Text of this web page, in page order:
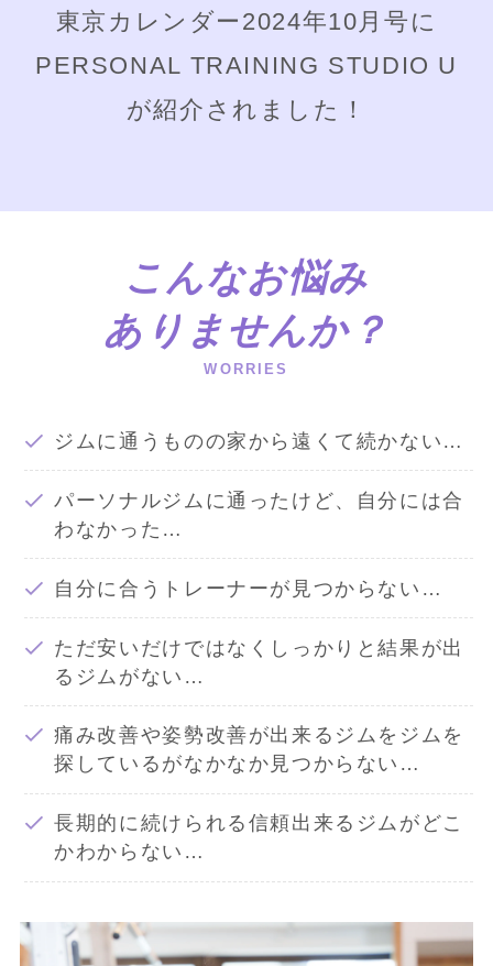
東京カレンダー2024年10月号に
PERSONAL TRAINING STUDIO U
が紹介されました！
こんなお悩み
ありませんか？
WORRIES
ジムに通うものの家から遠くて続かない…
パーソナルジムに通ったけど、自分には合
わなかった…
自分に合うトレーナーが見つからない…
ただ安いだけではなくしっかりと結果が出
るジムがない…
痛み改善や姿勢改善が出来るジムをジムを
探しているがなかなか見つからない…
長期的に続けられる信頼出来るジムがどこ
かわからない…